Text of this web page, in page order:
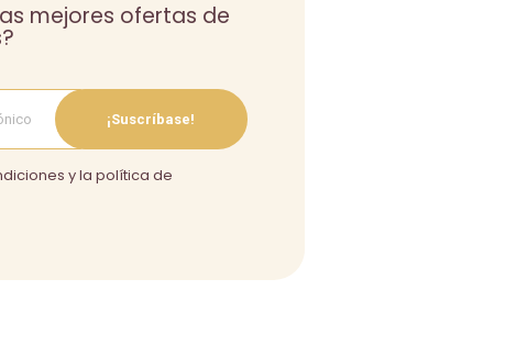
mejores ofertas de
¡Suscríbase!
y la política de